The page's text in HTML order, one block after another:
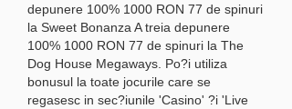
depunere 100% 1000 RON 77 de spinuri
la Sweet Bonanza A treia depunere
100% 1000 RON 77 de spinuri la The
Dog House Megaways. Po?i utiliza
bonusul la toate jocurile care se
regasesc in sec?iunile 'Casino' ?i 'Live